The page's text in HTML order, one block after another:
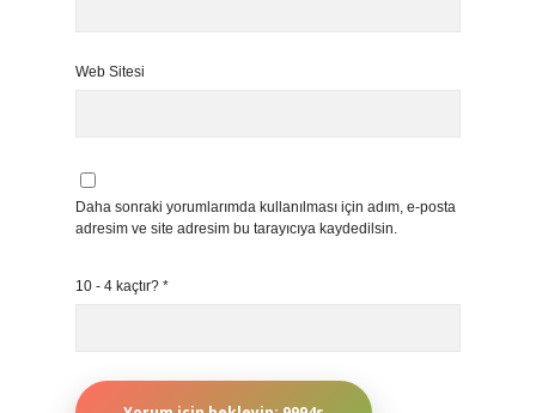
Web Sitesi
Daha sonraki yorumlarımda kullanılması için adım, e-posta
adresim ve site adresim bu tarayıcıya kaydedilsin.
10 - 4 kaçtır? *